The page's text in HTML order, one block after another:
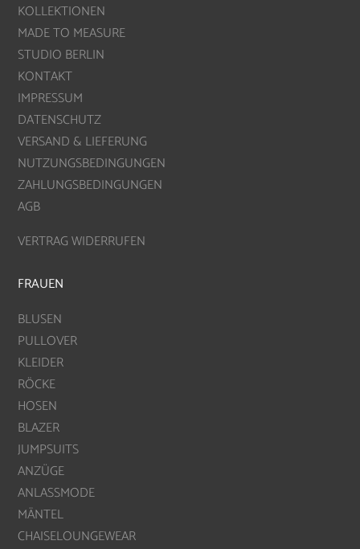
KOLLEKTIONEN
MADE TO MEASURE
STUDIO BERLIN
KONTAKT
IMPRESSUM
DATENSCHUTZ
VERSAND & LIEFERUNG
NUTZUNGSBEDINGUNGEN
ZAHLUNGSBEDINGUNGEN
AGB
VERTRAG WIDERRUFEN
FRAUEN
BLUSEN
PULLOVER
KLEIDER
RÖCKE
HOSEN
BLAZER
JUMPSUITS
ANZÜGE
ANLASSMODE
MÄNTEL
CHAISELOUNGEWEAR